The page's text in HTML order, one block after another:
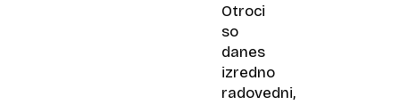
Otroci
so
danes
izredno
radovedni,